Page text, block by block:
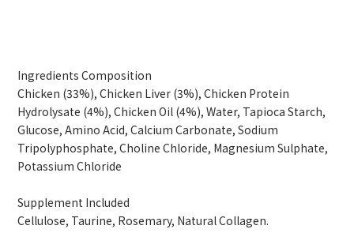
Ingredients Composition
Chicken (33%), Chicken Liver (3%), Chicken Protein
Hydrolysate (4%), Chicken Oil (4%), Water, Tapioca Starch,
Glucose, Amino Acid, Calcium Carbonate, Sodium
Tripolyphosphate, Choline Chloride, Magnesium Sulphate,
Potassium Chloride
Supplement Included
Cellulose, Taurine, Rosemary, Natural Collagen.